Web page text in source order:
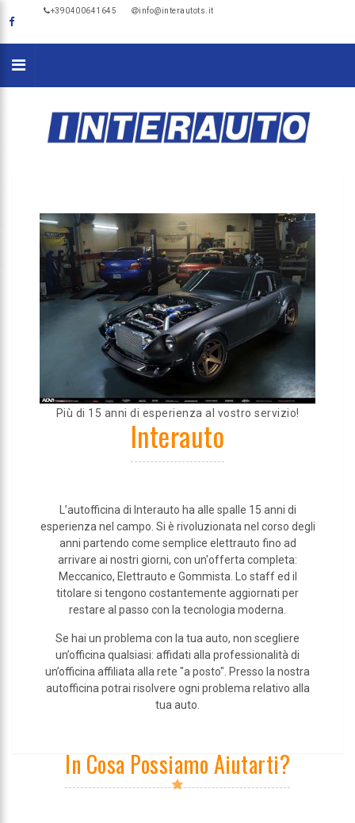
+390400641645 info@interautots.it
Più di 15 anni di esperienza al vostro servizio!
Interauto
L’autofficina di Interauto ha alle spalle 15 anni di
esperienza nel campo. Si è rivoluzionata nel corso degli
anni partendo come semplice elettrauto fino ad
arrivare ai nostri giorni, con un'offerta completa:
Meccanico, Elettrauto e Gommista. Lo staff ed il
titolare si tengono costantemente aggiornati per
restare al passo con la tecnologia moderna.
Se hai un problema con la tua auto, non scegliere
un’officina qualsiasi: affidati alla professionalità di
un’officina affiliata alla rete "a posto". Presso la nostra
autofficina potrai risolvere ogni problema relativo alla
tua auto.
In Cosa Possiamo Aiutarti?